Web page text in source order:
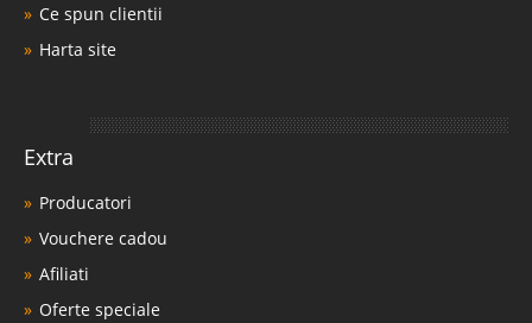
Ce spun clientii
Harta site
Extra
Producatori
Vouchere cadou
Afiliati
Oferte speciale